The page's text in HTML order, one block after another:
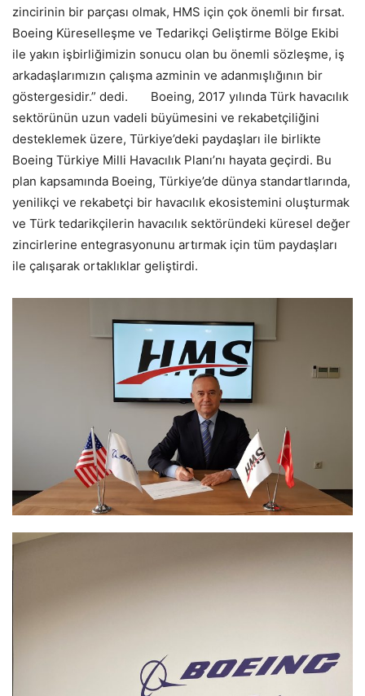
zincirinin bir parçası olmak, HMS için çok önemli bir fırsat.
Boeing Küreselleşme ve Tedarikçi Geliştirme Bölge Ekibi
ile yakın işbirliğimizin sonucu olan bu önemli sözleşme, iş
arkadaşlarımızın çalışma azminin ve adanmışlığının bir
göstergesidir.” dedi. Boeing, 2017 yılında Türk havacılık
sektörünün uzun vadeli büyümesini ve rekabetçiliğini
desteklemek üzere, Türkiye’deki paydaşları ile birlikte
Boeing Türkiye Milli Havacılık Planı’nı hayata geçirdi. Bu
plan kapsamında Boeing, Türkiye’de dünya standartlarında,
yenilikçi ve rekabetçi bir havacılık ekosistemini oluşturmak
ve Türk tedarikçilerin havacılık sektöründeki küresel değer
zincirlerine entegrasyonunu artırmak için tüm paydaşları
ile çalışarak ortaklıklar geliştirdi.